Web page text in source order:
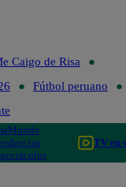
Caigo de Risa
Fútbol peruano
Mundo
TV en